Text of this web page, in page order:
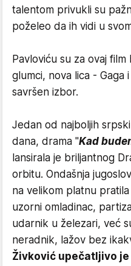
talentom privukli su
poželeo da ih vidi u
Pavloviću su za ovaj
glumci, nova lica - Gaga
savršen izbor.
Jedan od najboljih
dana, drama "Kad
lansirala je briljantnog
orbitu. Ondašnja
na velikom platnu
uzorni omladinac,
udarnik u železari, već
neradnik, lažov bez
Živković upečatljivo